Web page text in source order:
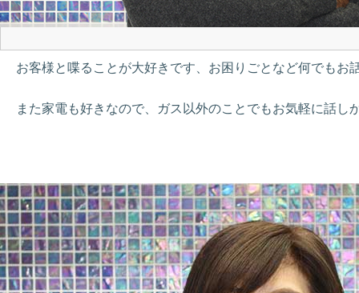
お客様と喋ることが大好きです、お困りごとなど何でもお
また家電も好きなので、ガス以外のことでもお気軽に話し